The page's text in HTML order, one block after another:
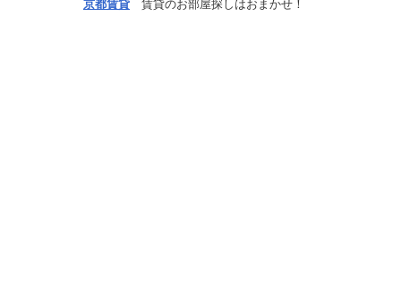
京都賃貸 賃貸のお部屋探しはおまかせ！